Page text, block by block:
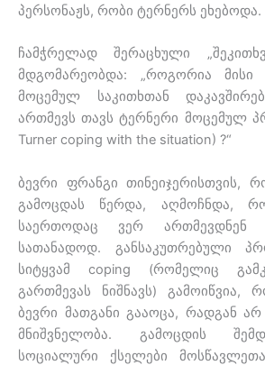
პერსონაჟს, რობი ტერნერს ეხებოდა.
ჩამჭრელად შერაცხული
მდგომარეობდა: „როგორია მისი
მოცემულ საკითხთან
ართმევს თავს ტერნერი მოცემულ
Turner coping with the situation) ?“
ბევრი ფრანგი თინეიჯერისთვის,
გამოცდას წერდა, აღმოჩნდა,
საერთოდაც ვერ ართმევდნენ
სათანადოდ. განსაკუთრებული
სიტყვამ coping (რომელიც
გართმევას ნიშნავს) გამოიწვია,
ბევრი მათგანი გააოცა, რადგან არ
მნიშვნელობა. გამოცდის
სოციალური ქსელები